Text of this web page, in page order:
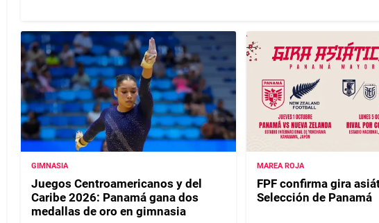
GIMNASIA
Juegos Centroamericanos y del
Caribe 2026: Panamá gana dos
medallas de oro en gimnasia
MAREA ROJA
FPF confirma gira
Selección de Panamá